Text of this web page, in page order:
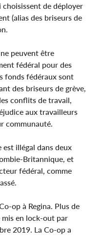
de déployer
(alias des briseurs de
peuvent être
fédéral pour des
fonds fédéraux sont
des briseurs de grève,
conflits de travail,
aux travailleurs
communauté.
est illégal dans deux
Britannique, et
fédéral, comme
op à Regina. Plus de
en lock-out par
2019. La Co-op a